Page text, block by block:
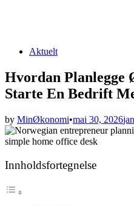
Posted Aktuelt
Hvordan Planlegge
Starte En Bedrift
by MinØkonomi•mai 30, 2026
Innholdsfortegnelse